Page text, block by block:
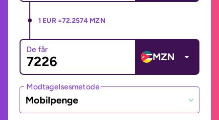
1 EUR =72.2574 MZN
De får
MZN
Modtagelsesmetode
Mobilpenge